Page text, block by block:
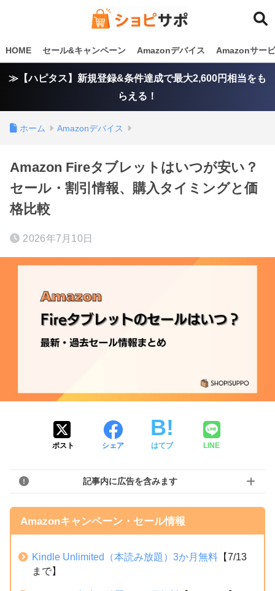
HOME セール&キャンペーン Amazonデバイス Amazonサー
≫【ハピタス】新規登録&条件達成で最大2,600円相当をも
らえる！
ホーム Amazonデバイス
Amazon Fireタブレットはいつが安い？
セール・割引情報、購入タイミングと価
格比較
2026年7月10日
ポスト シェア はてブ LINE
記事内に広告を含みます
Amazonキャンペーン・セール情報
Kindle Unlimited（本読み放題）3か月無料 【7/13
まで】